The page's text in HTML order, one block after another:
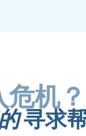
寻求
危机？